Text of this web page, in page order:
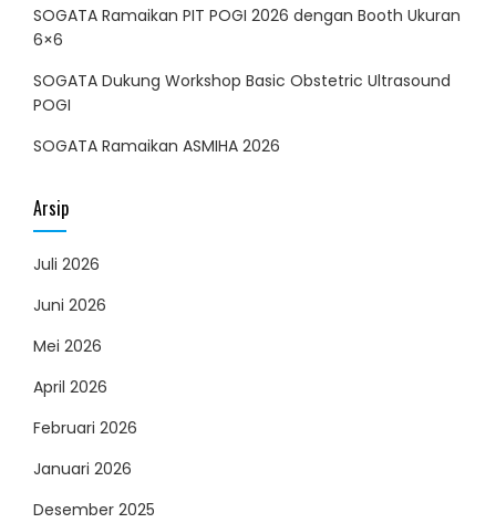
SOGATA Ramaikan PIT POGI 2026 dengan Booth Ukuran
6×6
SOGATA Dukung Workshop Basic Obstetric Ultrasound
POGI
SOGATA Ramaikan ASMIHA 2026
Arsip
Juli 2026
Juni 2026
Mei 2026
April 2026
Februari 2026
Januari 2026
Desember 2025